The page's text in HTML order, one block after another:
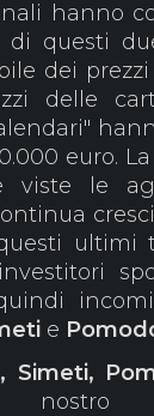
hanno
di questi
dei prezzi
delle
euro.
le
ultimi
e
Simeti,